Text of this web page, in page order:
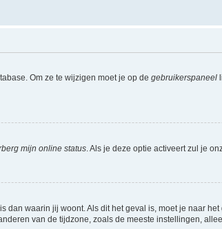
Om ze te wijzigen moet je op de gebruikerspaneel
mijn online status. Als je deze optie activeert zul je
dan waarin jij woont. Als dit het geval is, moet je naar
van de tijdzone, zoals de meeste instellingen,